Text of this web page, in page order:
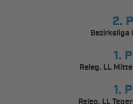
2.
Bezirksliga
1.
Releg. LL
1.
Releg. LL